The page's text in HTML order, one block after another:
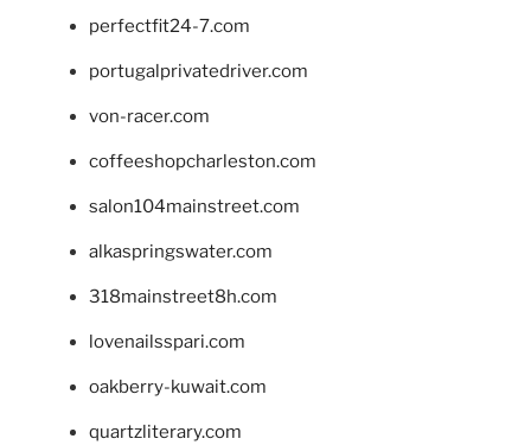
perfectfit24-7.com
portugalprivatedriver.com
von-racer.com
coffeeshopcharleston.com
salon104mainstreet.com
alkaspringswater.com
318mainstreet8h.com
lovenailsspari.com
oakberry-kuwait.com
quartzliterary.com